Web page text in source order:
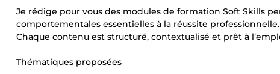
Je rédige pour vous des modules de formation Soft Skills
comportementales essentielles à la réussite professionnelle.
Chaque contenu est structuré, contextualisé et prêt à
Thématiques proposées